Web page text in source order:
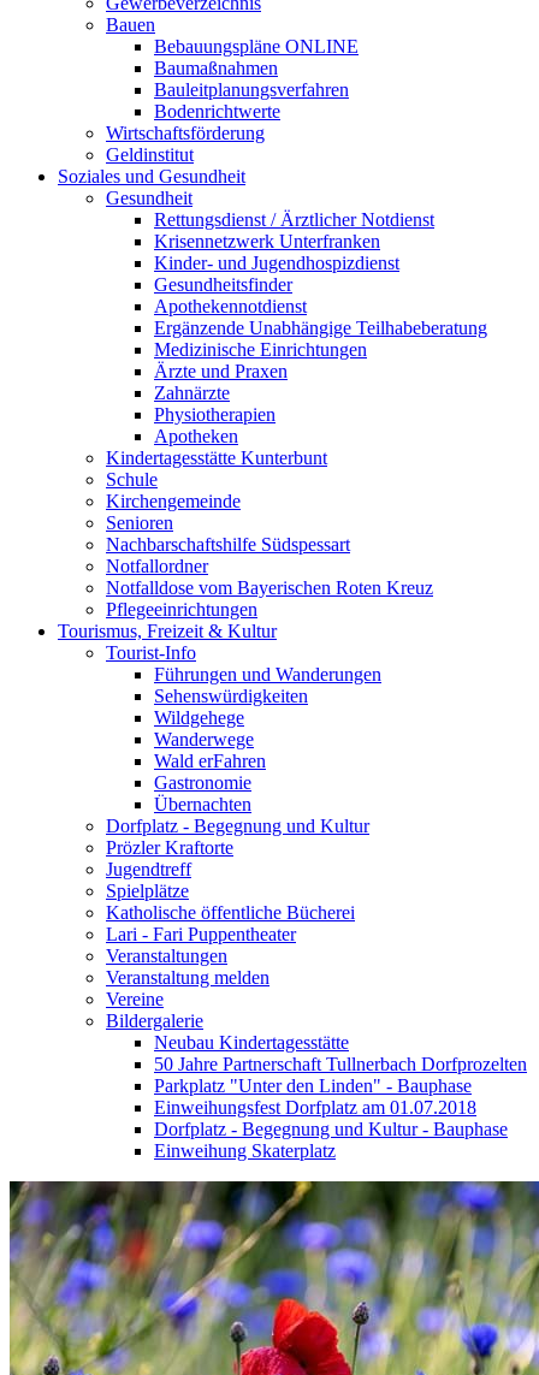
Bauen
Bebauungspläne ONLINE
Baumaßnahmen
Bauleitplanungsverfahren
Bodenrichtwerte
Wirtschaftsförderung
Geldinstitut
Soziales und Gesundheit
Gesundheit
Rettungsdienst / Ärztlicher Notdienst
Krisennetzwerk Unterfranken
Kinder- und Jugendhospizdienst
Gesundheitsfinder
Apothekennotdienst
Ergänzende Unabhängige Teilhabeberatung
Medizinische Einrichtungen
Ärzte und Praxen
Zahnärzte
Physiotherapien
Apotheken
Kindertagesstätte Kunterbunt
Schule
Kirchengemeinde
Senioren
Nachbarschaftshilfe Südspessart
Notfallordner
Notfalldose vom Bayerischen Roten Kreuz
Pflegeeinrichtungen
Tourismus, Freizeit & Kultur
Tourist-Info
Führungen und Wanderungen
Sehenswürdigkeiten
Wildgehege
Wanderwege
Wald erFahren
Gastronomie
Übernachten
Dorfplatz - Begegnung und Kultur
Prözler Kraftorte
Jugendtreff
Spielplätze
Katholische öffentliche Bücherei
Lari - Fari Puppentheater
Veranstaltungen
Veranstaltung melden
Vereine
Bildergalerie
Neubau Kindertagesstätte
50 Jahre Partnerschaft Tullnerbach Dorfprozelten
Parkplatz "Unter den Linden" - Bauphase
Einweihungsfest Dorfplatz am 01.07.2018
Dorfplatz - Begegnung und Kultur - Bauphase
Einweihung Skaterplatz